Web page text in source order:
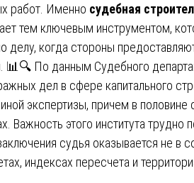
работ. Именно судебная
тем ключевым инструментом,
делу, когда стороны
По данным Судебного
дел в сфере капитального
экспертизы, причем в половине
Важность этого института трудно
судья оказывается не в
индексах пересчета и